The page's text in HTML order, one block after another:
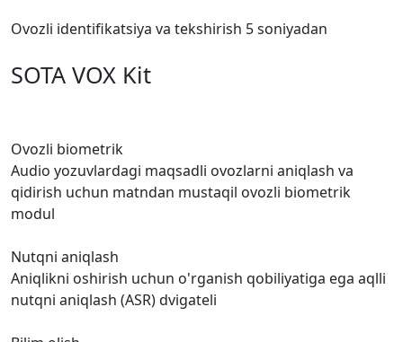
Ovozli identifikatsiya va tekshirish 5 soniyadan
SOTA VOX Kit
Ovozli biometrik
Audio yozuvlardagi maqsadli ovozlarni aniqlash va
qidirish uchun matndan mustaqil ovozli biometrik
modul
Nutqni aniqlash
Aniqlikni oshirish uchun o'rganish qobiliyatiga ega aqlli
nutqni aniqlash (ASR) dvigateli